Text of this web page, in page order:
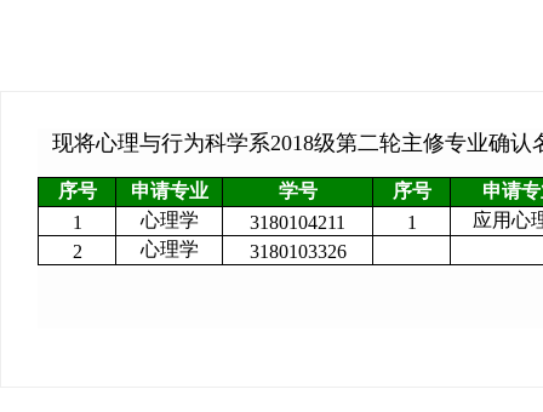
现将心理与行为科学系2018级第二轮主修专业确认
序号 申请专业 学号 序号
申请
1
心理学 3180104211 1
应用心
2
心理学 3180103326